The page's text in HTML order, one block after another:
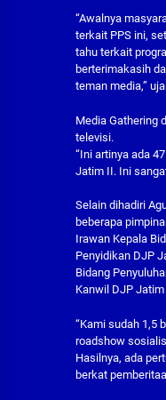
“Awalnya
terkait PPS ini,
tahu terkait
berterimakasih
teman media,”
Media Gathering
televisi.
“Ini artinya ada
Jatim II. Ini
Selain dihadiri
beberapa
Irawan Kepala
Penyidikan DJP
Bidang
Kanwil DJP
“Kami sudah 1,5
roadshow
Hasilnya, ada
berkat